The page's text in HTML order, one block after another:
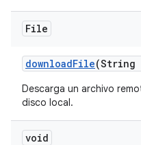
File
downloadFile(String
Descarga un archivo
disco local.
void